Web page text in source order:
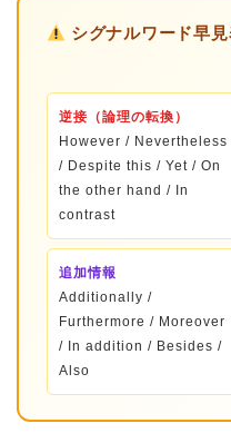
シグナルワード早
逆接（論理の転換）
However / Nevertheless
/ Despite this / Yet / On
the other hand / In
contrast
追加情報
Additionally /
Furthermore / Moreover
/ In addition / Besides /
Also